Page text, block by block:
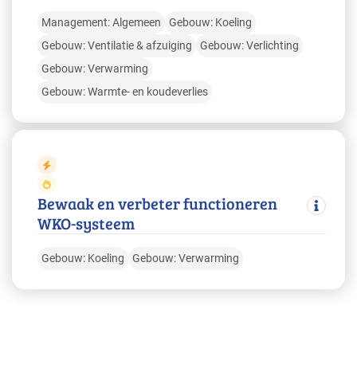
Management: Algemeen
Gebouw: Koeling
Gebouw: Ventilatie & afzuiging
Gebouw: Verlichting
Gebouw: Verwarming
Gebouw: Warmte- en koudeverlies
Bewaak en verbeter functioneren
WKO-systeem
Gebouw: Koeling Gebouw: Verwarming